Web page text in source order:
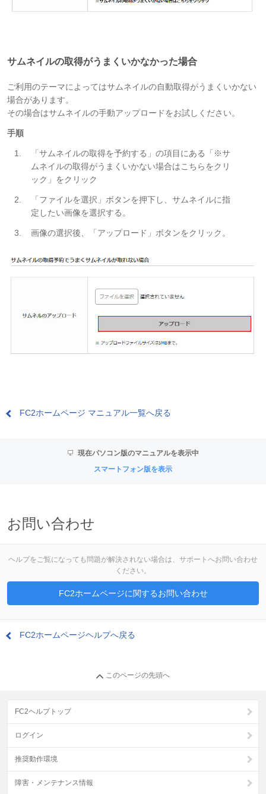
サムネイルの取得がうまくいかなかった場合
ご利用のテーマによってはサムネイルの自動取得がうまくいかない
場合があります。
その場合はサムネイルの手動アップロードをお試しください。
手順
「サムネイルの取得を予約する」の項目にある「 ※サ
ムネイルの取得がうまくいかない場合はこちらをクリ
ック 」をクリック
「ファイルを選択」ボタンを押下し、サムネイルに指
定したい画像を選択する。
画像の選択後、「アップロード」ボタンをクリック。
FC2ホームページ マニュアル一覧へ戻る
現在パソコン版のマニュアルを表示中
スマートフォン版を表示
お問い合わせ
ヘルプをご覧になっても問題が解決されない場合は、サポートへお問い合わせ
ください。
FC2ホームページに関するお問い合わせ
FC2ホームページヘルプへ戻る
このページの先頭へ
FC2ヘルプトップ
ログイン
推奨動作環境
障害・メンテナンス情報